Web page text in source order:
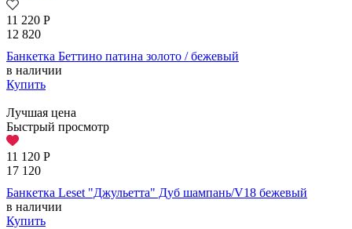
11 220 Р
12 820
Банкетка Беттино патина золото / бежевый
в наличии
Купить
Лучшая цена
Быстрый просмотр
11 120 Р
17 120
Банкетка Leset "Джульетта" Дуб шампань/V18 бежевый
в наличии
Купить